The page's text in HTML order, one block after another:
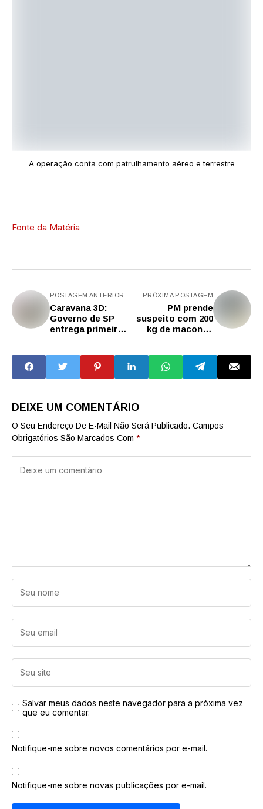
A operação conta com patrulhamento aéreo e terrestre
Fonte da Matéria
POSTAGEM ANTERIOR
Caravana 3D:
Governo de SP
entrega primeira
iniciativa privada
PRÓXIMA POSTAGEM
PM prende
suspeito com 200
kg de maconha
DEIXE UM COMENTÁRIO
O Seu Endereço De E-Mail Não Será Publicado. Campos
Obrigatórios São Marcados Com *
Salvar meus dados neste navegador para a próxima vez
que eu comentar.
Notifique-me sobre novos comentários por e-mail.
Notifique-me sobre novas publicações por e-mail.